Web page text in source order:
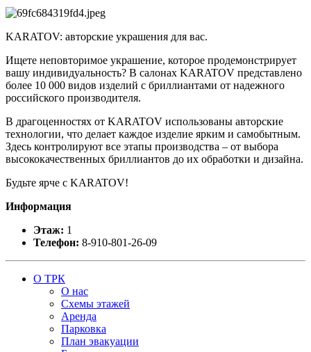
KARATOV: авторские украшения для вас.
Ищете неповторимое украшение, которое продемонстрирует
вашу индивидуальность? В салонах KARATOV представлено
более 10 000 видов изделий с бриллиантами от надежного
российского производителя.
В драгоценностях от KARATOV использованы авторские
технологии, что делает каждое изделие ярким и самобытным.
Здесь контролируют все этапы производства – от выбора
высококачественных бриллиантов до их обработки и дизайна.
Будьте ярче с KARATOV!
Информация
Этаж: 1
Телефон: 8-910-801-26-09
О ТРК
О нас
Схемы этажей
Аренда
Парковка
План эвакуации